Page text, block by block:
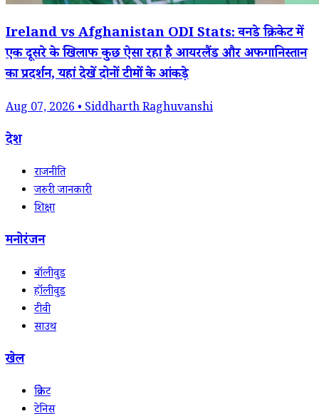
Ireland vs Afghanistan ODI Stats: वनडे क्रिकेट में
एक दूसरे के खिलाफ कुछ ऐसा रहा है आयरलैंड और अफगानिस्तान
का प्रदर्शन, यहां देखें दोनों टीमों के आंकड़े
Aug 07, 2026 • Siddharth Raghuvanshi
देश
राजनीति
जरुरी जानकारी
शिक्षा
मनोरंजन
बॉलीवुड
हॉलीवुड
टीवी
साउथ
खेल
क्रिकेट